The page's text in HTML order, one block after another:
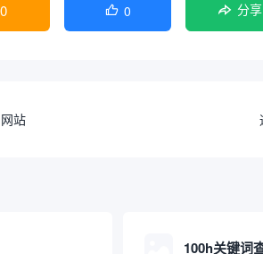
0  0 分享
站
100h关键词